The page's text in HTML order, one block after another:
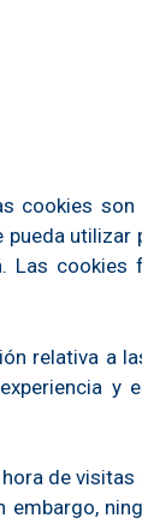
cookies
relativa a
y
de